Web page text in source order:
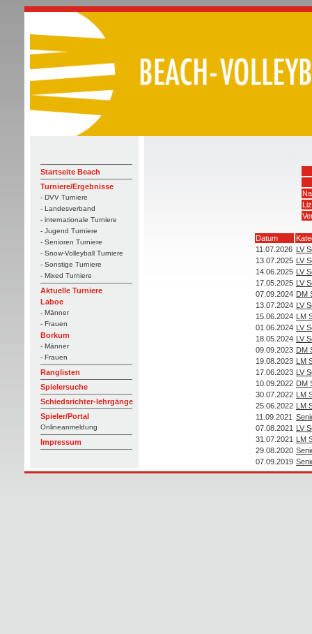
Startseite Beach
Turniere/Ergebnisse
- DVV Turniere
- Landesverband
- internationale Turniere
- Jugend Turniere
- Senioren Turniere
- Snow-Volleyball Turniere
- Sonstige Turniere
- Mixed Turniere
Aktuelle Turniere
Laboe
- Männer
- Frauen
Borkum
- Männer
- Frauen
Ranglisten
Spielersuche
Schiedsrichter-lehrgänge
Spieler/Portal
Onlineanmeldung
Impressum
Datum
11.07.2026 LV
13.07.2025 LV
14.06.2025 LV
17.05.2025 LV
07.09.2024 DM
13.07.2024 LV
15.06.2024 LM
01.06.2024 LV
18.05.2024 LV
09.09.2023 DM
19.08.2023 LM
17.06.2023 LV
10.09.2022 DM
30.07.2022 LM
25.06.2022 LM
11.09.2021
07.08.2021 LV
31.07.2021 LM
29.08.2020
07.09.2019